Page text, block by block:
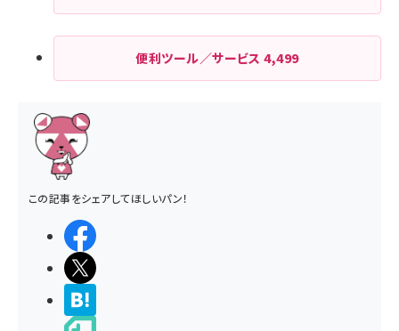
便利ツール／サービス4,499
この記事をシェアしてほしいパン！